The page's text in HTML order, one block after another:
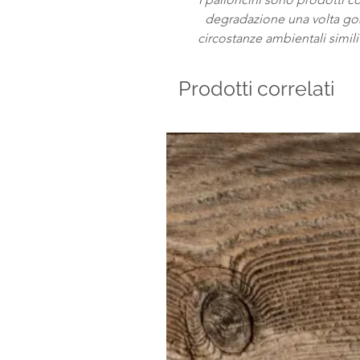
degradazione una volta
circostanze ambientali
Prodotti correlati